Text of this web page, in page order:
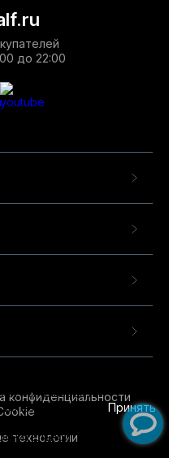
до 22:00
конфиденциальности
технологии
использовать
Принять